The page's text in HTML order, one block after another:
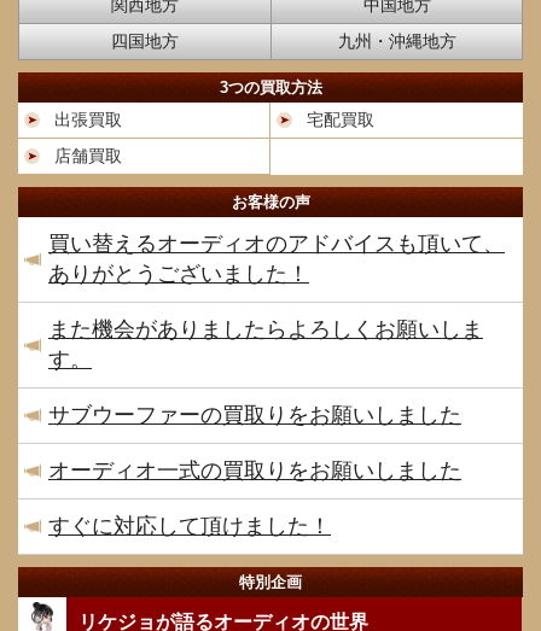
関西地方
中国地方
四国地方
九州・沖縄地方
3つの買取方法
出張買取
宅配買取
店舗買取
お客様の声
買い替えるオーディオのアドバイスも頂いて、
ありがとうございました！
また機会がありましたらよろしくお願いしま
す。
サブウーファーの買取りをお願いしました
オーディオ一式の買取りをお願いしました
すぐに対応して頂けました！
特別企画
リケジョが語るオーディオの世界